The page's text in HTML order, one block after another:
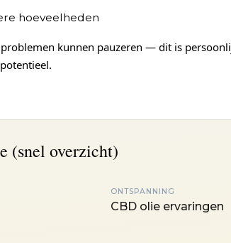
hoeveelheden
kunnen pauzeren — dit is
(snel overzicht)
ONTSPANNING
CBD olie ervaringen